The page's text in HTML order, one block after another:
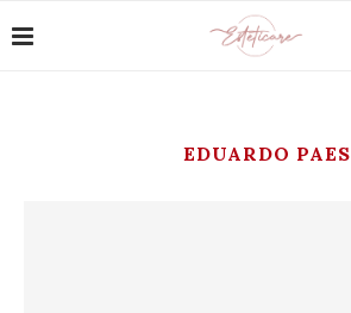
EDUARDO PAES